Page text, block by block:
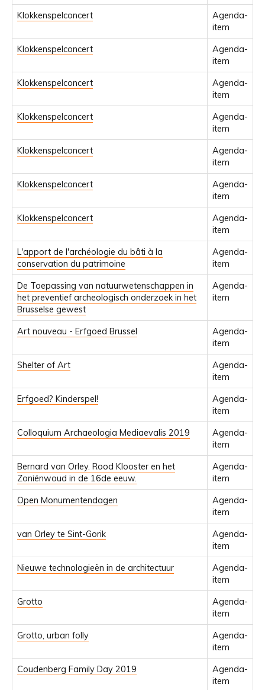
Klokkenspelconcert
Agenda-
item
Klokkenspelconcert
Agenda-
item
Klokkenspelconcert
Agenda-
item
Klokkenspelconcert
Agenda-
item
Klokkenspelconcert
Agenda-
item
Klokkenspelconcert
Agenda-
item
Klokkenspelconcert
Agenda-
item
L'apport de l'archéologie du bâti à la
conservation du patrimoine
Agenda-
item
De Toepassing van natuurwetenschappen in
het preventief archeologisch onderzoek in het
Brusselse gewest
Agenda-
item
Art nouveau - Erfgoed Brussel
Agenda-
item
Shelter of Art
Agenda-
item
Erfgoed? Kinderspel!
Agenda-
item
Colloquium Archaeologia Mediaevalis 2019
Agenda-
item
Bernard van Orley. Rood Klooster en het
Zoniënwoud in de 16de eeuw.
Agenda-
item
Open Monumentendagen
Agenda-
item
van Orley te Sint-Gorik
Agenda-
item
Nieuwe technologieën in de architectuur
Agenda-
item
Grotto
Agenda-
item
Grotto, urban folly
Agenda-
item
Coudenberg Family Day 2019
Agenda-
item